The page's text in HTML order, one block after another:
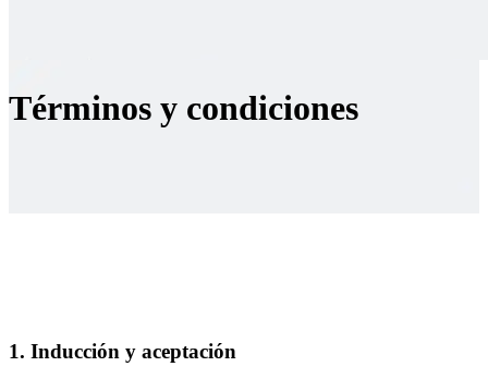
Términos y condiciones
1. Inducción y aceptación